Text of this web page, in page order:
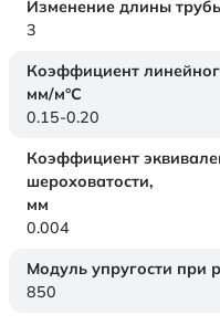
Изменение длины
3
Коэффициент
мм/м°С
0.15-0.20
Коэффициент
шероховатости,
мм
0.004
Модуль упругости при
850